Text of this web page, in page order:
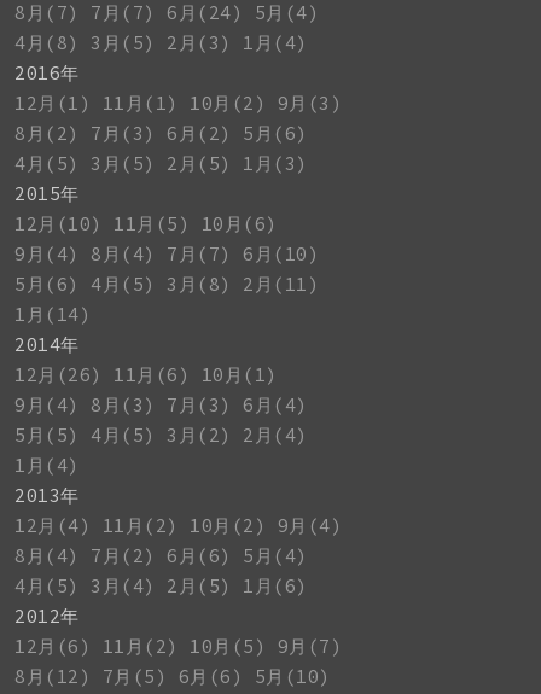
8月(7)
7月(7) 6月(24)
5月(4)
4月(8)
3月(5) 2月(3)
1月(4)
2016年
12月(1)
11月(1) 10月(2)
9月(3)
8月(2)
7月(3) 6月(2)
5月(6)
4月(5)
3月(5) 2月(5)
1月(3)
2015年
12月(10)
11月(5)
10月(6)
9月(4)
8月(4) 7月(7)
6月(10)
5月(6)
4月(5) 3月(8)
2月(11)
1月(14)
2014年
12月(26)
11月(6)
10月(1)
9月(4)
8月(3) 7月(3)
6月(4)
5月(5)
4月(5) 3月(2)
2月(4)
1月(4)
2013年
12月(4)
11月(2) 10月(2)
9月(4)
8月(4)
7月(2) 6月(6)
5月(4)
4月(5)
3月(4) 2月(5)
1月(6)
2012年
12月(6)
11月(2) 10月(5)
9月(7)
8月(12)
7月(5) 6月(6)
5月(10)